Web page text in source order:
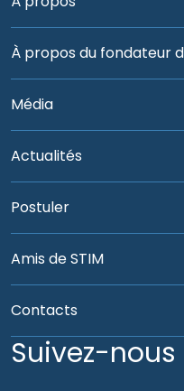
À propos du fondateur
Média
Actualités
Postuler
Amis de STIM
Contacts
Suivez-nous